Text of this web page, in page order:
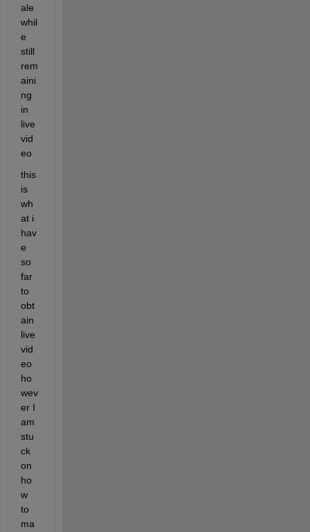
ale
whil
e
still
rem
aini
ng
in
live
vid
eo
this
is
wh
at i
hav
e
so
far
to
obt
ain
live
vid
eo
ho
wev
er I
am
stu
ck
on
ho
w
to
ma